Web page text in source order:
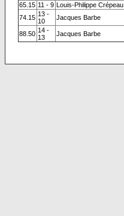
65.15 11 - 9 Louis-Philippe Crépeau
74.15 13 -
10
Jacques Barbe
88.50 14 -
13
Jacques Barbe